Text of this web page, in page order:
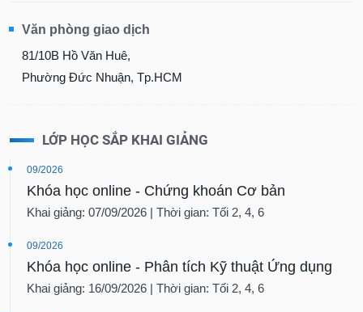
Văn phòng giao dịch
81/10B Hồ Văn Huê,
Phường Đức Nhuận, Tp.HCM
LỚP HỌC SẮP KHAI GIẢNG
09/2026
Khóa học online - Chứng khoán Cơ bản
Khai giảng: 07/09/2026 | Thời gian: Tối 2, 4, 6
09/2026
Khóa học online - Phân tích Kỹ thuật Ứng dụng
Khai giảng: 16/09/2026 | Thời gian: Tối 2, 4, 6
SỨC
KHỎE
CHÍNH
NGHỆ
THÔNG